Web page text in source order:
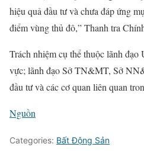
hiệu quả đầu tư và chưa đáp ứng
điểm vùng thủ đô,” Thanh tra
Trách nhiệm cụ thể thuộc lãnh
vực; lãnh đạo Sở TN&MT, Sở
đầu tư và các cơ quan liên quan
Nguồn
Categories: Bất Động Sản